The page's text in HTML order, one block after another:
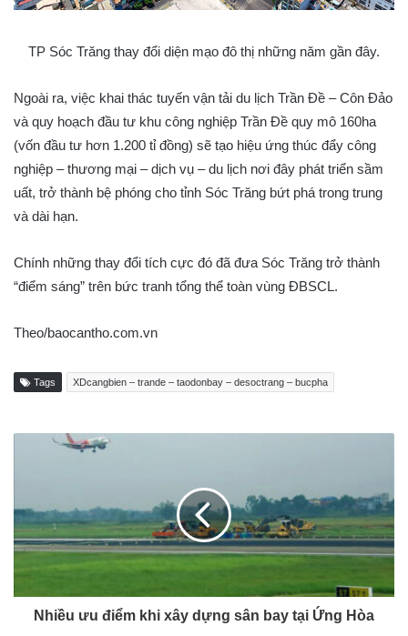
TP Sóc Trăng thay đổi diện mạo đô thị những năm gần đây.
Ngoài ra, việc khai thác tuyến vận tải du lịch Trần Đề – Côn Đảo
và quy hoạch đầu tư khu công nghiệp Trần Đề quy mô 160ha
(vốn đầu tư hơn 1.200 tỉ đồng) sẽ tạo hiệu ứng thúc đẩy công
nghiệp – thương mại – dịch vụ – du lịch nơi đây phát triển sầm
uất, trở thành bệ phóng cho tỉnh Sóc Trăng bứt phá trong trung
và dài hạn.
Chính những thay đổi tích cực đó đã đưa Sóc Trăng trở thành
“điểm sáng” trên bức tranh tổng thể toàn vùng ĐBSCL.
Theo/baocantho.com.vn
Tags XDcangbien – trande – taodonbay – desoctrang – bucpha
Nhiều ưu điểm khi xây dựng sân bay tại Ứng Hòa